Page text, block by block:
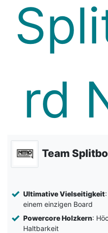
Team
Ultimative Vielseitigkeit
einem einzigen Board
Powercore Holzkern:
Haltbarkeit